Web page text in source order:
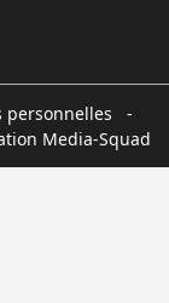
personnelles -
Media-Squad